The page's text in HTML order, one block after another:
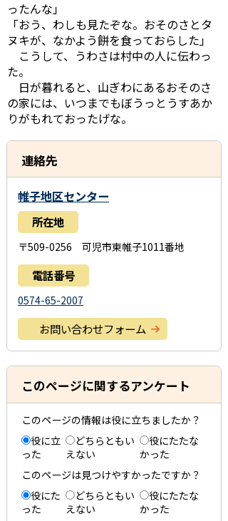
ったんな」
「おう、わしも見たぞな。おそのさとタ
ヌキが、なかよう餅を食っておらした」
こうして、うわさは村中の人に伝わっ
た。
日が暮れると、山ぎわにあるおそのさ
の家には、いつまでもぼうっとうすあか
りがもれておったげな。
連絡先
帷子地区センター
所在地
〒509-0256 可児市東帷子1011番地
電話番号
0574-65-2007
お問い合わせフォーム
このページに関するアンケート
このページの情報は役に立ちましたか？
役に立
った
どちらともい
えない
役にたたな
かった
このページは見つけやすかったですか？
役にた
った
どちらともい
えない
役にたたな
かった